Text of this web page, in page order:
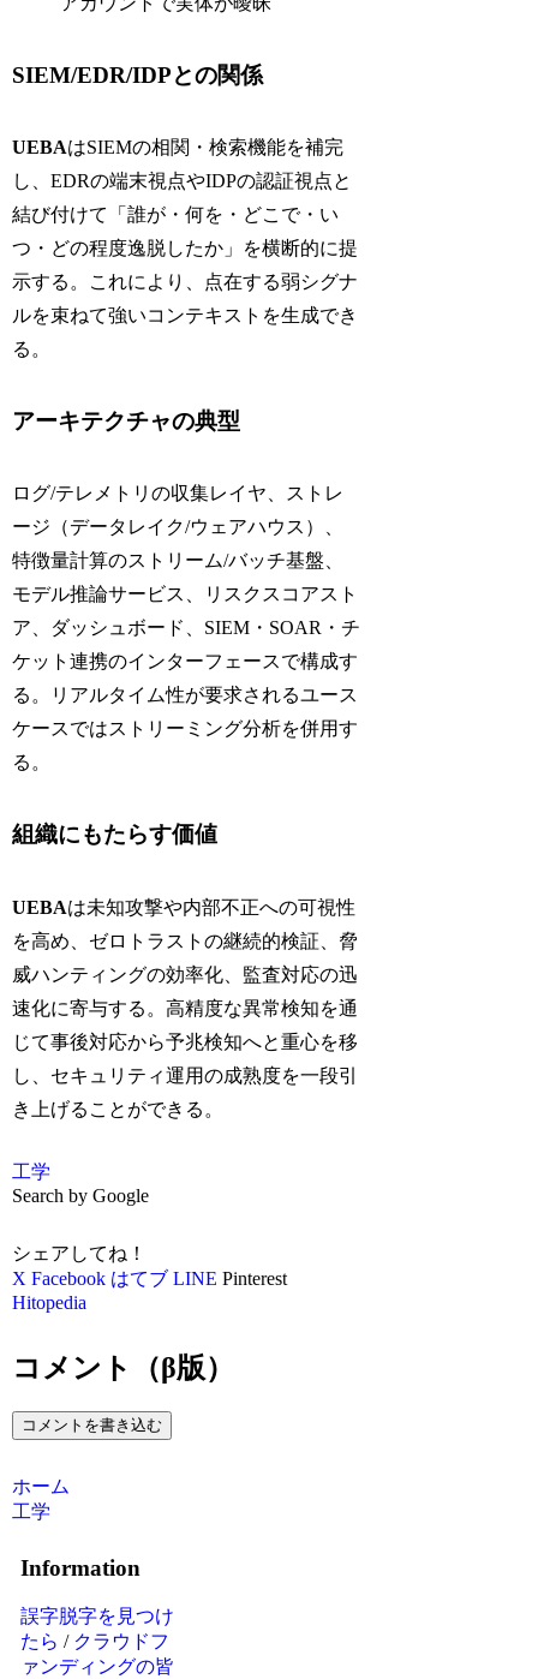
SIEM/EDR/IDPとの関係
UEBAはSIEMの相関・検索機能を補完
し、EDRの端末視点やIDPの認証視点と
結び付けて「誰が・何を・どこで・い
つ・どの程度逸脱したか」を横断的に提
示する。これにより、点在する弱シグナ
ルを束ねて強いコンテキストを生成でき
る。
アーキテクチャの典型
ログ/テレメトリの収集レイヤ、ストレ
ージ（データレイク/ウェアハウス）、
特徴量計算のストリーム/バッチ基盤、
モデル推論サービス、リスクスコアスト
ア、ダッシュボード、SIEM・SOAR・チ
ケット連携のインターフェースで構成す
る。リアルタイム性が要求されるユース
ケースではストリーミング分析を併用す
る。
組織にもたらす価値
UEBAは未知攻撃や内部不正への可視性
を高め、ゼロトラストの継続的検証、脅
威ハンティングの効率化、監査対応の迅
速化に寄与する。高精度な異常検知を通
じて事後対応から予兆検知へと重心を移
し、セキュリティ運用の成熟度を一段引
き上げることができる。
工学
Search by Google
シェアしてね！
X Facebook はてブ LINE Pinterest
Hitopedia
コメント（β版）
コメントを書き込む
ホーム
工学
Information
誤字脱字を見つけ
たら / クラウドフ
ァンディングの皆